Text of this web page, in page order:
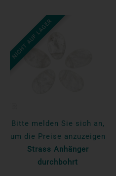
NICHT AUF LAGER
Bitte melden Sie sich an,
um die Preise anzuzeigen
Strass Anhänger
durchbohrt